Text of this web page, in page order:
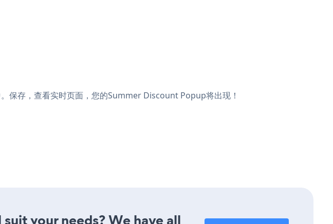
存，查看实时页面，您的Summer Discount Popup将出现！
your needs? We have all